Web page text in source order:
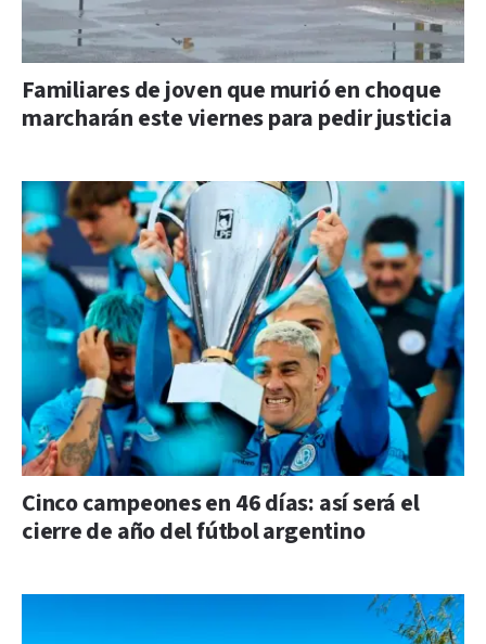
Familiares de joven que murió en choque
marcharán este viernes para pedir justicia
Cinco campeones en 46 días: así será el
cierre de año del fútbol argentino